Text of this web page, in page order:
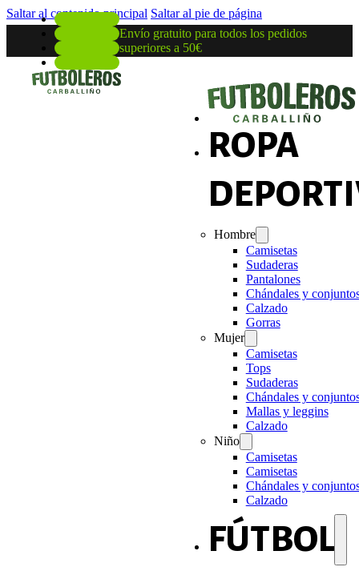
Saltar al contenido principal Saltar al pie de página
Envío gratuito para todos los pedidos
superiores a 50€
ROPA
Hombre
Camisetas
Sudaderas
Pantalones
Chándales y
Calzado
Gorras
Mujer
Camisetas
Tops
Sudaderas
Chándales y
Mallas y leggins
Calzado
Niño
Camisetas
Camisetas
Chándales y
Calzado
FÚTBOL